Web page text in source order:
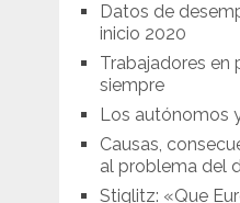
Datos de
inicio 2020
Trabajadores en
siempre
Los autónomos
Causas,
al problema del
Stiglitz: «Que